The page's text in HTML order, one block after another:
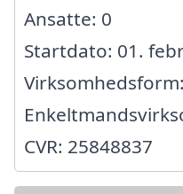
Ansatte: 0
Startdato: 01.
Virksomhedsform:
CVR: 25848837